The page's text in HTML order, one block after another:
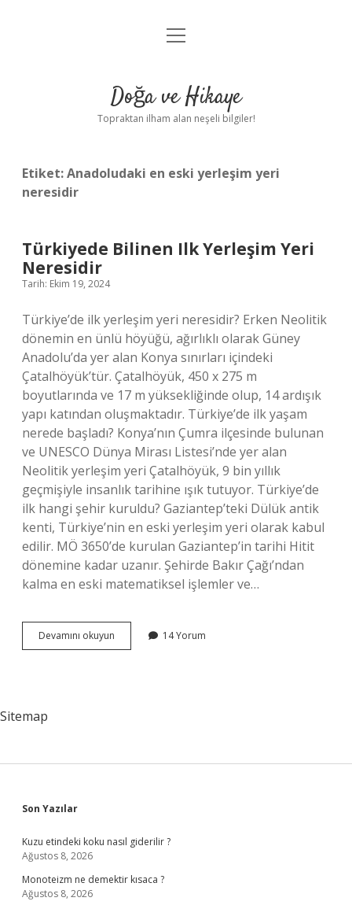
Anasayfa
Yasal Uyarı
menüyü
Doğa ve Hikaye
Topraktan ilham alan neşeli bilgiler!
Etiket:Anadoludaki en eski yerleşim yeri
neresidir
Türkiyede Bilinen Ilk Yerleşim Yeri
Neresidir
Tarih: Ekim 19, 2024
Türkiye’de ilk yerleşim yeri neresidir? Erken Neolitik
dönemin en ünlü höyüğü, ağırlıklı olarak Güney
Anadolu’da yer alan Konya sınırları içindeki
Çatalhöyük’tür. Çatalhöyük, 450 x 275 m
boyutlarında ve 17 m yüksekliğinde olup, 14 ardışık
yapı katından oluşmaktadır. Türkiye’de ilk yaşam
nerede başladı? Konya’nın Çumra ilçesinde bulunan
ve UNESCO Dünya Mirası Listesi’nde yer alan
Neolitik yerleşim yeri Çatalhöyük, 9 bin yıllık
geçmişiyle insanlık tarihine ışık tutuyor. Türkiye’de
ilk hangi şehir kuruldu? Gaziantep’teki Dülük antik
kenti, Türkiye’nin en eski yerleşim yeri olarak kabul
edilir. MÖ 3650’de kurulan Gaziantep’in tarihi Hitit
dönemine kadar uzanır. Şehirde Bakır Çağı’ndan
kalma en eski matematiksel işlemler ve…
Devamını okuyun Türkiyede
Bilinen
14 Yorum
Sitemap
Sidebar
Son Yazılar
Kuzu etindeki koku nasıl giderilir ?
Ağustos 8, 2026
Monoteizm ne demektir kısaca ?
Ağustos 8, 2026